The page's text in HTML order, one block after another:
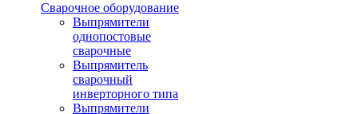
Сварочное оборудование
Выпрямители
однопостовые
сварочные
Выпрямитель
сварочный
инверторного типа
Выпрямители